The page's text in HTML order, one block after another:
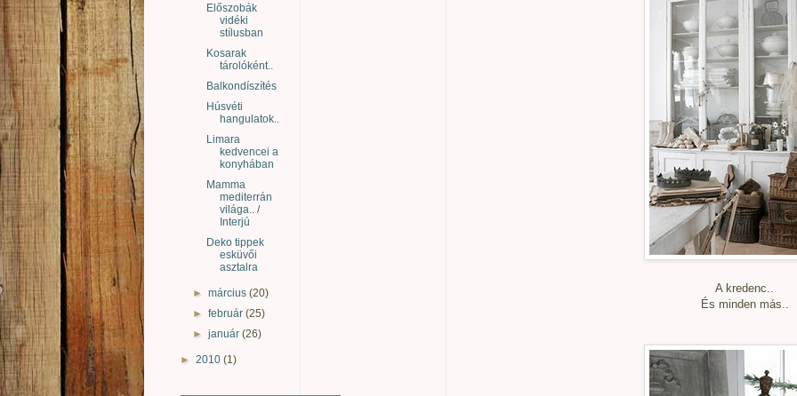
A kredenc..
És minden más..
Előszobák
vidéki
stílusban
Kosarak
tárolóként..
Balkondíszítés
Húsvéti
hangulatok..
Limara
kedvencei a
konyhában
Mamma
mediterrán
világa.. /
Interjú
Deko tippek
esküvői
asztalra
►március(20)
►február(25)
►január(26)
► 2010 (1)